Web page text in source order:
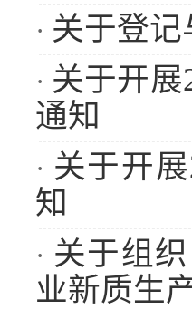
· 关于登
· 关于开展
通知
· 关于开
知
· 关于组
业新质生